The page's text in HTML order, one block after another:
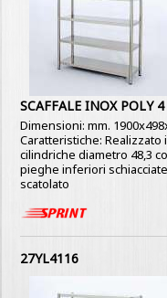
SCAFFALE INOX POLY
Dimensioni: mm.
Caratteristiche: Realizzato
cilindriche diametro 48,3
pieghe inferiori
scatolato
27YL4116